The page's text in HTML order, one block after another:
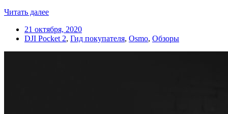
Читать далее
21 октября, 2020
DJI Pocket 2, Гид покупателя, Osmo, Обзоры